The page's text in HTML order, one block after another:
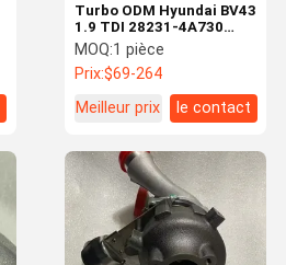
Turbo ODM Hyundai BV43
1.9 TDI 28231-4A730
823665-5009S
MOQ:1 pièce
Prix:$69-264
Meilleur prix
le contact